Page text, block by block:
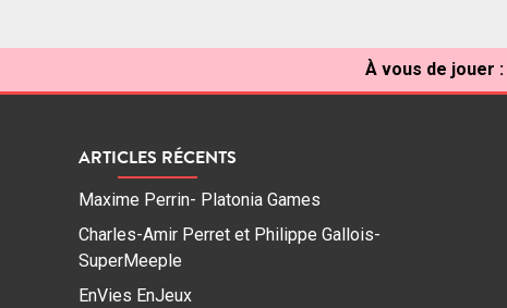
À vous de jouer :
ARTICLES RÉCENTS
Maxime Perrin- Platonia Games
Charles-Amir Perret et Philippe Gallois-
SuperMeeple
EnVies EnJeux